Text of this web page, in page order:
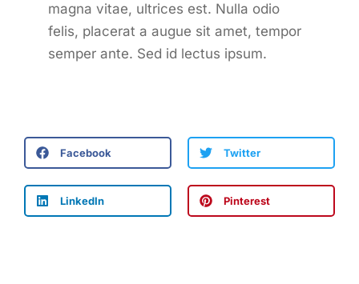
magna vitae, ultrices est. Nulla odio
felis, placerat a augue sit amet, tempor
semper ante. Sed id lectus ipsum.
Facebook Twitter
LinkedIn Pinterest